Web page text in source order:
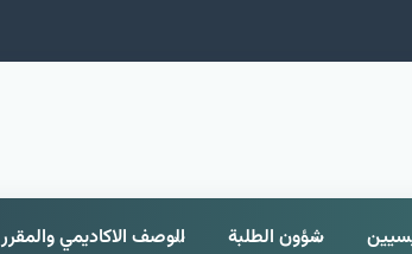
شؤون الطلبة الوصف الاكاديمي والمقرر